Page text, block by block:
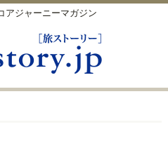
アジャーニーマガジン